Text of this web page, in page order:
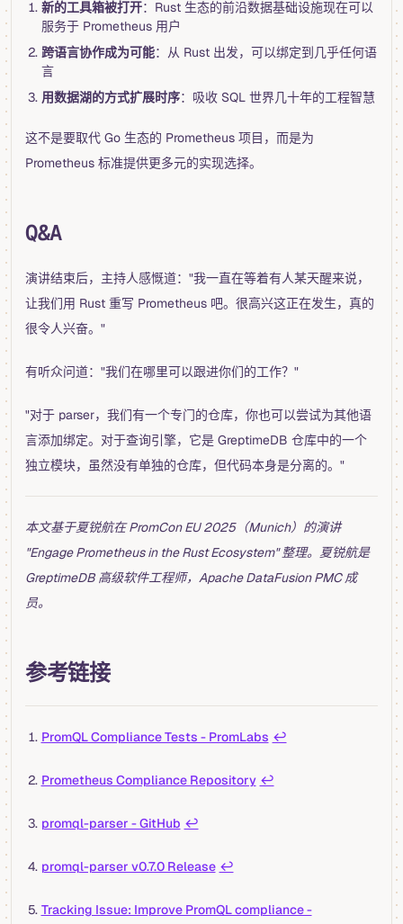
新的工具箱被打开：Rust 生态的前沿数据基础设施现在可以
服务于 Prometheus 用户
跨语言协作成为可能：从 Rust 出发，可以绑定到几乎任何语
言
用数据湖的方式扩展时序：吸收 SQL 世界几十年的工程智慧
这不是要取代 Go 生态的 Prometheus 项目，而是为
Prometheus 标准提供更多元的实现选择。
Q&A
演讲结束后，主持人感慨道："我一直在等着有人某天醒来说，
让我们用 Rust 重写 Prometheus 吧。很高兴这正在发生，真的
很令人兴奋。"
有听众问道："我们在哪里可以跟进你们的工作？"
"对于 parser，我们有一个专门的仓库，你也可以尝试为其他语
言添加绑定。对于查询引擎，它是 GreptimeDB 仓库中的一个
独立模块，虽然没有单独的仓库，但代码本身是分离的。"
本文基于夏锐航在 PromCon EU 2025（Munich）的演讲
"Engage Prometheus in the Rust Ecosystem" 整理。夏锐航是
GreptimeDB 高级软件工程师，Apache DataFusion PMC 成
员。
参考链接
PromQL Compliance Tests - PromLabs ↩︎
Prometheus Compliance Repository ↩︎
promql-parser - GitHub ↩︎
promql-parser v0.7.0 Release ↩︎
Tracking Issue: Improve PromQL compliance -